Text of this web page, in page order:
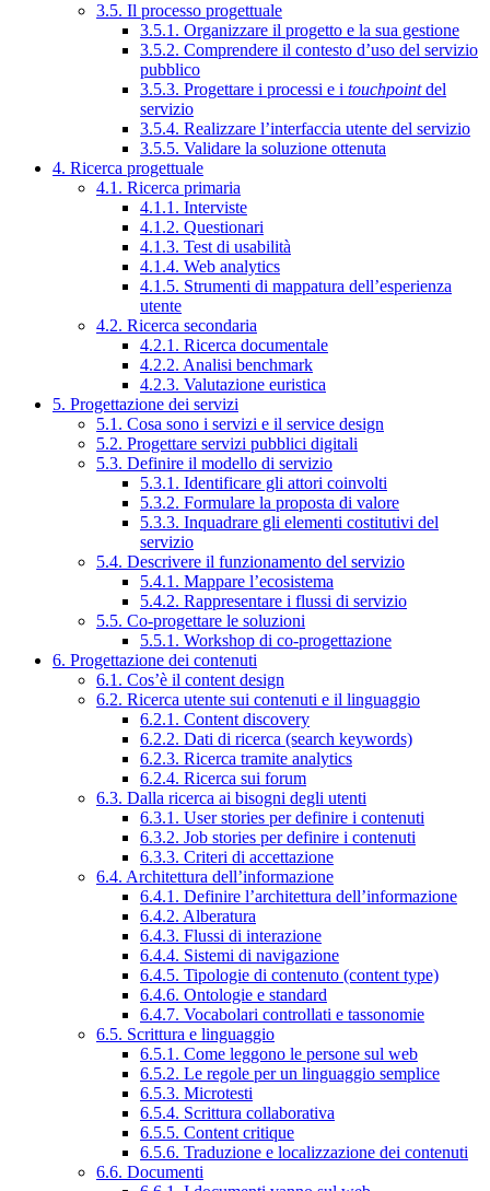
3.5. Il processo progettuale
3.5.1. Organizzare il progetto e la sua gestione
3.5.2. Comprendere il contesto d’uso del servizio
pubblico
3.5.3. Progettare i processi e i touchpointdel
servizio
3.5.4. Realizzare l’interfaccia utente del servizio
3.5.5. Validare la soluzione ottenuta
4. Ricerca progettuale
4.1. Ricerca primaria
4.1.1. Interviste
4.1.2. Questionari
4.1.3. Test di usabilità
4.1.4. Web analytics
4.1.5. Strumenti di mappatura dell’esperienza
utente
4.2. Ricerca secondaria
4.2.1. Ricerca documentale
4.2.2. Analisi benchmark
4.2.3. Valutazione euristica
5. Progettazione dei servizi
5.1. Cosa sono i servizi e il service design
5.2. Progettare servizi pubblici digitali
5.3. Definire il modello di servizio
5.3.1. Identificare gli attori coinvolti
5.3.2. Formulare la proposta di valore
5.3.3. Inquadrare gli elementi costitutivi del
servizio
5.4. Descrivere il funzionamento del servizio
5.4.1. Mappare l’ecosistema
5.4.2. Rappresentare i flussi di servizio
5.5. Co-progettare le soluzioni
5.5.1. Workshop di co-progettazione
6. Progettazione dei contenuti
6.1. Cos’è il content design
6.2. Ricerca utente sui contenuti e il linguaggio
6.2.1. Content discovery
6.2.2. Dati di ricerca (search keywords)
6.2.3. Ricerca tramite analytics
6.2.4. Ricerca sui forum
6.3. Dalla ricerca ai bisogni degli utenti
6.3.1. User stories per definire i contenuti
6.3.2. Job stories per definire i contenuti
6.3.3. Criteri di accettazione
6.4. Architettura dell’informazione
6.4.1. Definire l’architettura dell’informazione
6.4.2. Alberatura
6.4.3. Flussi di interazione
6.4.4. Sistemi di navigazione
6.4.5. Tipologie di contenuto (content type)
6.4.6. Ontologie e standard
6.4.7. Vocabolari controllati e tassonomie
6.5. Scrittura e linguaggio
6.5.1. Come leggono le persone sul web
6.5.2. Le regole per un linguaggio semplice
6.5.3. Microtesti
6.5.4. Scrittura collaborativa
6.5.5. Content critique
6.5.6. Traduzione e localizzazione dei contenuti
6.6. Documenti